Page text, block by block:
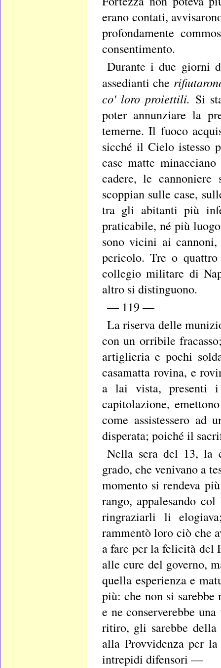
erano contati,
profondamente
consentimento.
Durante i due giorni
assedianti che
co' loro proiettili. Si
poter annunziare la
temerne. Il fuoco
sicché il Cielo istesso
case matte
cadere, le
scoppian sulle case,
tra gli abitanti più
praticabile, né più
sono vicini ai
pericolo. Tre o
collegio militare di
altro si distinguono.
— 119 —
La riserva delle
con un orribile
artiglieria e pochi
casamatta rovina, e
a lai vista, presenti i
capitolazione,
come assistessero ad
disperata; poiché il
Nella sera del 13, la
grado, che venivano a
momento si rendeva
rango, appalesando
ringraziarli li
rammentò loro ciò che
a fare per la felicità del
alle cure del governo,
quella esperienza e
più: che non si
e ne conserverebbe
ritiro, gli sarebbe della
alla Provvidenza per
intrepidi difensori —